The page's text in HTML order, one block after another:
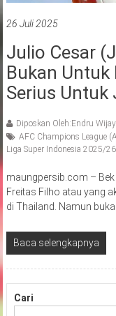
26 Juli 2025
Julio Cesar
Bukan Untuk
Serius Untuk
Diposkan Oleh:Endru
AFC Champions League
Liga Super Indonesia 2025/26,
maungpersib.com – Bek
Freitas Filho atau yang
di Thailand. Namun
Baca selengkapnya
Cari